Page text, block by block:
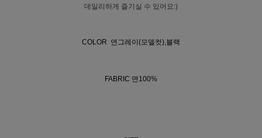
데일리하게 즐기실 수 있어요:)
COLOR 연그레이(모델컷),블랙
FABRIC 면100%